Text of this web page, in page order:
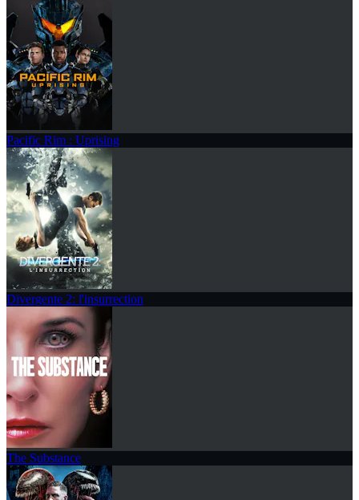
Pacific Rim : Uprising
Divergente 2: l'insurrection
The Substance